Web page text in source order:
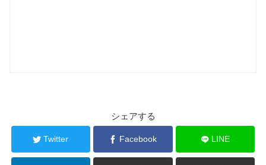
シェアする
Twitter Facebook LINE